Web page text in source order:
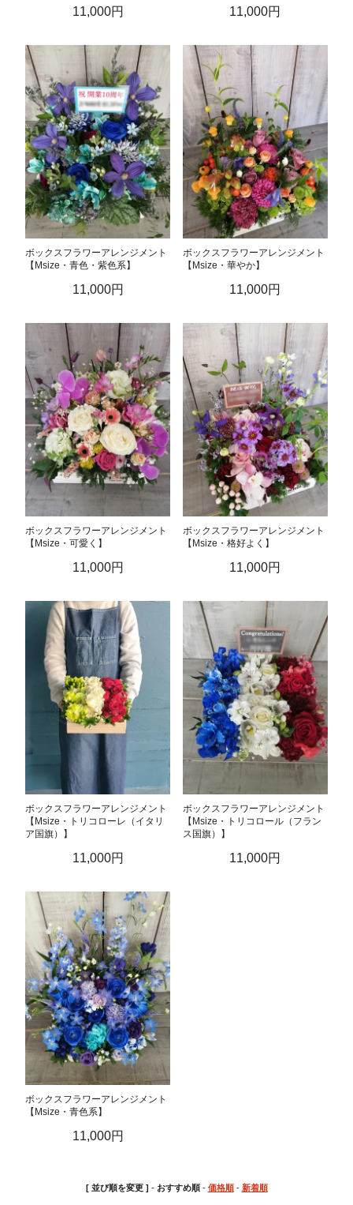
11,000円 11,000円
ボックスフラワーアレンジメント
【Msize・青色・紫色系】
11,000円
ボックスフラワーアレンジメント
【Msize・華やか】
11,000円
ボックスフラワーアレンジメント
【Msize・可愛く】
11,000円
ボックスフラワーアレンジメント
【Msize・格好よく】
11,000円
ボックスフラワーアレンジメント
【Msize・トリコローレ（イタリ
ア国旗）】
11,000円
ボックスフラワーアレンジメント
【Msize・トリコロール（フラン
ス国旗）】
11,000円
ボックスフラワーアレンジメント
【Msize・青色系】
11,000円
[ 並び順を変更 ] - おすすめ順- 価格順- 新着順